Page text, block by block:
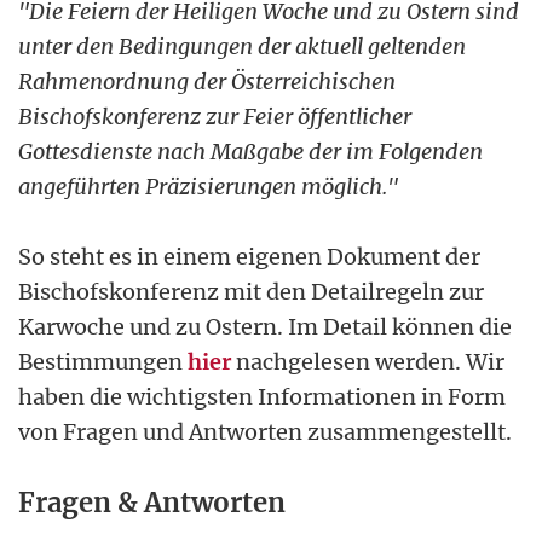
"Die Feiern der Heiligen Woche und zu Ostern sind
unter den Bedingungen der aktuell geltenden
Rahmenordnung der Österreichischen
Bischofskonferenz zur Feier öffentlicher
Gottesdienste nach Maßgabe der im Folgenden
angeführten Präzisierungen möglich."
So steht es in einem eigenen Dokument der
Bischofskonferenz mit den Detailregeln zur
Karwoche und zu Ostern. Im Detail können die
Bestimmungenhiernachgelesen werden. Wir
haben die wichtigsten Informationen in Form
von Fragen und Antworten zusammengestellt.
Fragen & Antworten